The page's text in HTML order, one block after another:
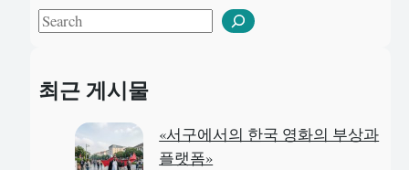
S
r
최근 게시물
«서구에서의 한국 영화의 부상과
플랫폼»